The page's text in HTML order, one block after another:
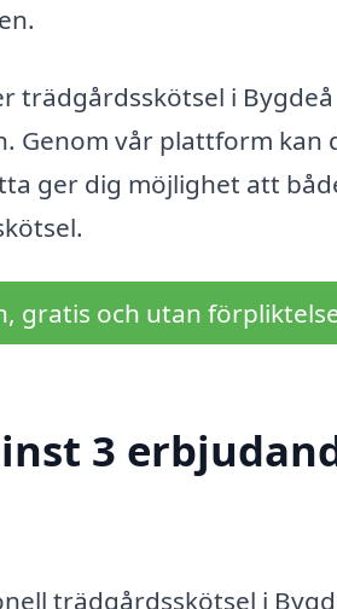
trädgårdsskötsel i
Genom vår plattform
ger dig möjlighet att
gratis och utan
3
trädgårdsskötsel i